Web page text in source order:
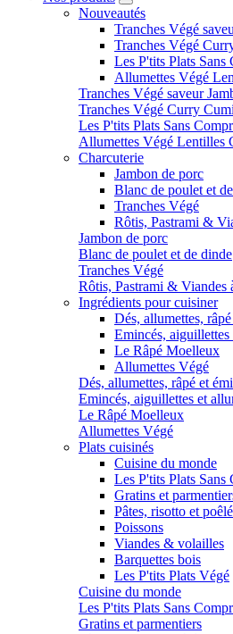
Nouveautés
Tranches Végé
Tranches Végé
Les P'tits Plats Sans
Allumettes Végé
Tranches Végé saveur
Tranches Végé Curry
Les P'tits Plats Sans
Allumettes Végé Lentilles
Charcuterie
Jambon de porc
Blanc de poulet et
Tranches Végé
Rôtis, Pastrami &
Jambon de porc
Blanc de poulet et de dinde
Tranches Végé
Rôtis, Pastrami & Viandes
Ingrédients pour cuisiner
Dés, allumettes,
Emincés,
Le Râpé Moelleux
Allumettes Végé
Dés, allumettes, râpé et
Emincés, aiguillettes et
Le Râpé Moelleux
Allumettes Végé
Plats cuisinés
Cuisine du monde
Les P'tits Plats Sans
Gratins et
Pâtes, risotto et
Poissons
Viandes & volailles
Barquettes bois
Les P'tits Plats Végé
Cuisine du monde
Les P'tits Plats Sans
Gratins et parmentiers